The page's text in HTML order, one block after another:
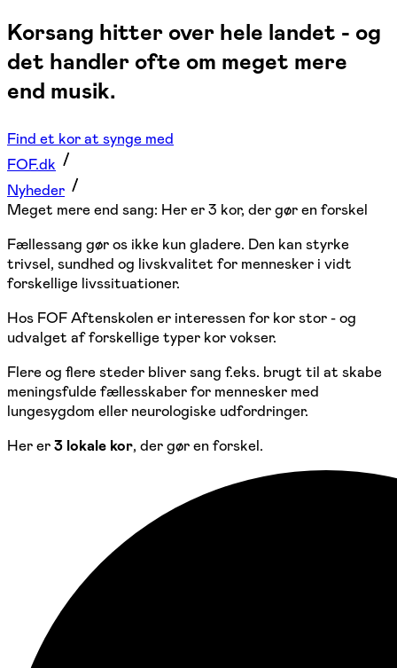
Korsang hitter over hele landet - og
det handler ofte om meget mere
end musik.
Find et kor at synge med
FOF.dk
Nyheder
Meget mere end sang: Her er 3 kor, der gør en forskel
Fællessang gør os ikke kun gladere. Den kan styrke
trivsel, sundhed og livskvalitet for mennesker i vidt
forskellige livssituationer.
Hos FOF Aftenskolen er interessen for kor stor - og
udvalget af forskellige typer kor vokser.
Flere og flere steder bliver sang f.eks. brugt til at skabe
meningsfulde fællesskaber for mennesker med
lungesygdom eller neurologiske udfordringer.
Her er3 lokale kor, der gør en forskel.